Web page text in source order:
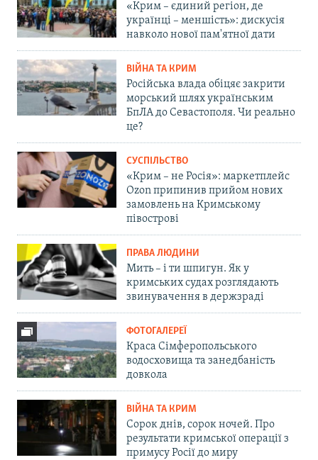
«Крим – єдиний регіон, де
українці – меншість»: дискусія
навколо нової пам'ятної дати
ВІЙНА ТА КРИМ
Російська влада обіцяє закрити
морський шлях українським
БпЛА до Севастополя. Чи реально
це?
СУСПІЛЬСТВО
«Крим – не Росія»: маркетплейс
Ozon припинив прийом нових
замовлень на Кримському
півострові
ПРАВА ЛЮДИНИ
Мить – і ти шпигун. Як у
кримських судах розглядають
звинувачення в держзраді
ФОТОГАЛЕРЕЇ
Краса Сімферопольського
водосховища та занедбаність
довкола
ВІЙНА ТА КРИМ
Сорок днів, сорок ночей. Про
результати кримської операції з
примусу Росії до миру